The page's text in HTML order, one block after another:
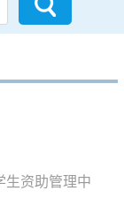
生资助管理中